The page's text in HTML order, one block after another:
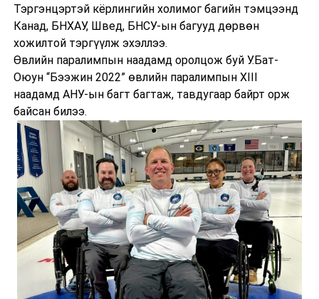
Тэргэнцэртэй кёрлингийн холимог багийн тэмцээнд
Канад, БНХАУ, Швед, БНСУ-ын багууд дөрвөн
хожилтой тэргүүлж эхэллээ.
Өвлийн паралимпын наадамд оролцож буй У.Бат-
Оюун “Бээжин 2022” өвлийн паралимпын XIII
наадамд АНУ-ын багт багтаж, тавдугаар байрт орж
байсан билээ.